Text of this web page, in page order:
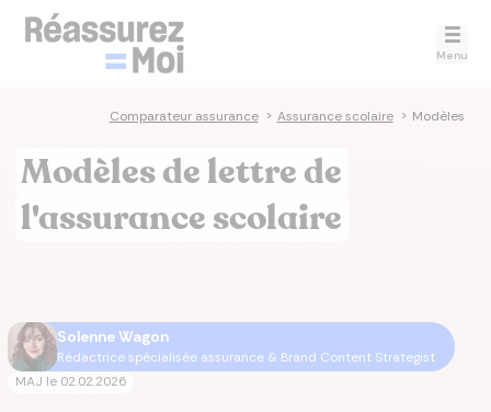
Menu
Comparateur assurance > Assurance scolaire > Modèles
Modèles de lettre de
l'assurance scolaire
Solenne Wagon
Rédactrice spécialisée assurance & Brand Content Strategist
MAJ le 02.02.2026